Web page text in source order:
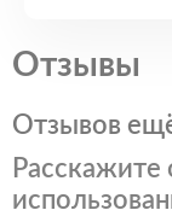
Отзывы
Отзывов
Расскажите